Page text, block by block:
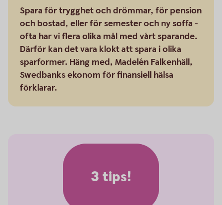
Spara för trygghet och drömmar, för pension
och bostad, eller för semester och ny soffa -
ofta har vi flera olika mål med vårt sparande.
Därför kan det vara klokt att spara i olika
sparformer. Häng med, Madelén Falkenhäll,
Swedbanks ekonom för finansiell hälsa
förklarar.
3 tips!